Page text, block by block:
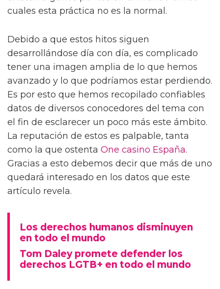
En un mundo globalizado y lleno de
opiniones, los derechos humanos
relacionados a la comunidad LGBTQ+ siguen
siendo un tema polémico que despierta
suspicacias en más de un nicho. La realidad
es que en el contexto internacional se ha
de las nuevas generaciones. Sin embargo,
existen algunos puntos en el mundo en los
cuales esta práctica no es la normal.